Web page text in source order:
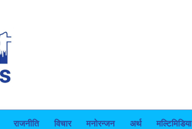
राजनीति विचार मनोरन्जन अर्थ मल्टिमिडिया